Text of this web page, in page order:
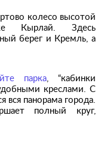
колесо высотой
Кырлай. Здесь
берег и Кремль, а
парка, “кабинки
креслами. С
вся панорама города.
полный круг,